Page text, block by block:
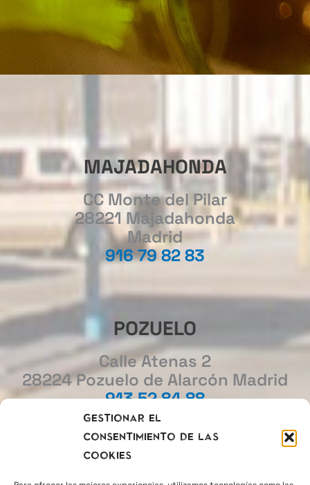
Gestionar el
consentimiento de las
cookies
MAJADAHONDA
CC Monte del Pilar
28221 Majadahonda
Madrid
916 79 82 83
POZUELO
Calle Atenas 2
28224 Pozuelo de Alarcón Madrid
913 52 84 88
MADRID